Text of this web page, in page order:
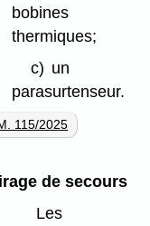
bobines
thermiques;
c) un
parasurtenseur.
115/2025
de secours
Les